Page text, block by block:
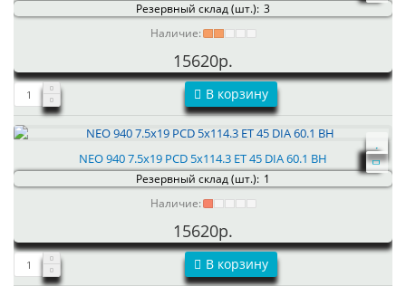
Резервный склад (шт.): 3
Наличие:
15620р.
В корзину
NEO 940 7.5x19 PCD 5x114.3 ET 45 DIA 60.1 BH
Резервный склад (шт.): 1
Наличие:
15620р.
В корзину